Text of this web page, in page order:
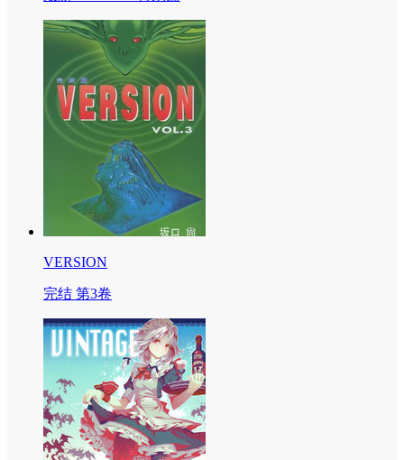
VERSION
完结 第3卷